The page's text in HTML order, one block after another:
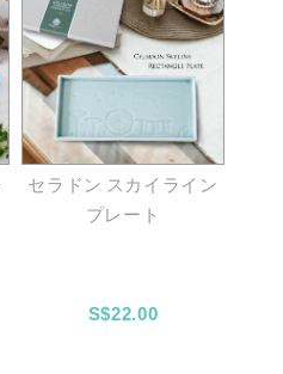
セラドン スカイライン
プレート
S$22.00